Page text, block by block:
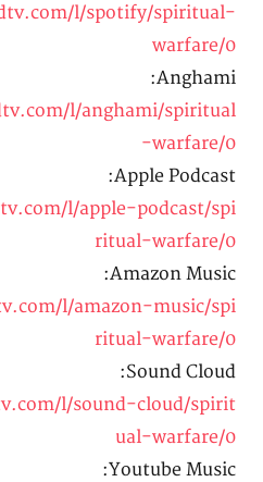
l/spotify/spiritual-
warfare/0
Anghami:
l/anghami/spiritual
-warfare/0
Apple Podcast:
l/apple-podcast/spi
ritual-warfare/0
Amazon Music:
l/amazon-music/spi
ritual-warfare/0
Sound Cloud:
l/sound-cloud/spirit
ual-warfare/0
Youtube Music: